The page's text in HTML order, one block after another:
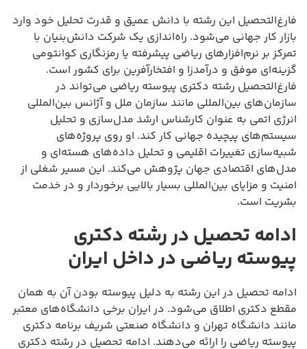
فارغ‌التحصیل این رشته با دانش عمیق و قدرت تحلیل خود وارد
بازار کار جهانی می‌شود. راه‌اندازی یک شرکت دانش‌بنیان با
تمرکز بر نرم‌افزارهای ریاضی پیشرفته یا رمزنگاری کوانتومی
گزینه‌ای موفق و درآمدزا و افتخارآفرین برای کشور است.
فارغ‌التحصیل رشته دکتری پیوسته ریاضی می‌تواند در
سازمان‌های بین‌المللی مانند سازمان ملل و آژانس بین‌المللی
انرژی اتمی به عنوان کارشناس ارشد مدل‌سازی و تحلیل
سیستم‌های پیچیده جهانی کار کند. او روی پروژه‌های
شبیه‌سازی تغییرات اقلیمی و تحلیل داده‌های هسته‌ای و
مدل‌های اقتصادی جهان پژوهش می‌کند. این مسیر شغلی از
امنیت و مزایای بین‌المللی بسیار بالایی برخوردار و در خدمت
بشریت است.
ادامه تحصیل در رشته دکتری
پیوسته ریاضی در داخل ایران
ادامه تحصیل در این رشته به دلیل پیوسته بودن آن به همان
مقطع دکتری اطلاق می‌شود. در ایران برخی دانشگاه‌های معتبر
مانند دانشگاه تهران و دانشگاه صنعتی شریف برنامه دکتری
پیوسته ریاضی را ارائه می‌دهند. ادامه تحصیل در رشته دکتری